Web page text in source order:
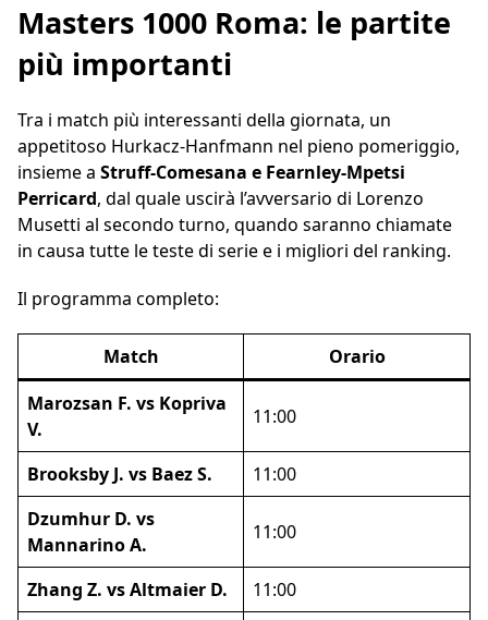
Masters 1000 Roma: le partite
più importanti
Tra i match più interessanti della giornata, un
appetitoso Hurkacz-Hanfmann nel pieno pomeriggio,
insieme a Struff-Comesana e Fearnley-Mpetsi
Perricard, dal quale uscirà l’avversario di Lorenzo
Musetti al secondo turno, quando saranno chiamate
in causa tutte le teste di serie e i migliori del ranking.
Il programma completo:
Match
Orario
Marozsan F. vs Kopriva
V.
11:00
Brooksby J. vs Baez S.
11:00
Dzumhur D. vs
Mannarino A.
11:00
Zhang Z. vs Altmaier D.
11:00